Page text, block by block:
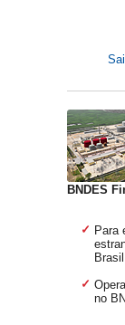
BNDES
Para
Brasil
no